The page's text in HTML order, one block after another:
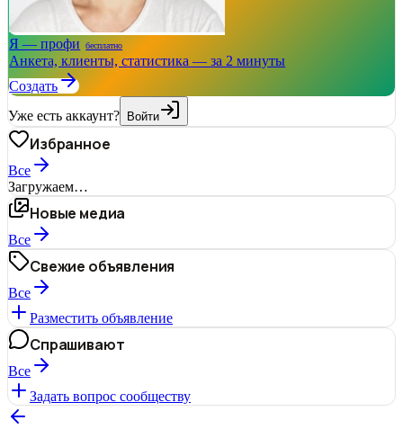
Я — профи бесплатно
Анкета, клиенты, статистика — за 2 минуты
Создать
Уже есть аккаунт? Войти
Избранное
Все
Загружаем…
Новые медиа
Все
Свежие объявления
Все
Разместить объявление
Спрашивают
Все
Задать вопрос сообществу